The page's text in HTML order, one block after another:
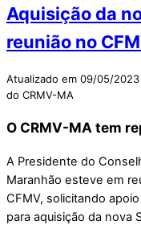
Aquisição da
reunião no
Atualizado em 09/05/
do CRMV-MA
O CRMV-MA tem
A Presidente do
Maranhão esteve em
CFMV, solicitando
para aquisição da nova